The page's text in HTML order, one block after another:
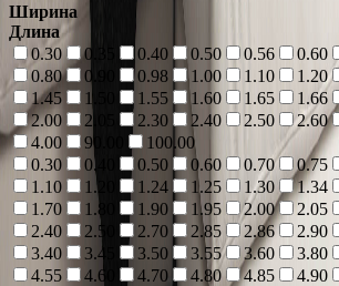
Ширина
Длина
0.30
0.35 0.40 0.50 0.56 0.60
0.80
0.90 0.98 1.00 1.10 1.20
1.45
1.50 1.55 1.60 1.65 1.66
2.00
2.05 2.30 2.40 2.50 2.60
4.00
90.00
100.00
0.30
0.40 0.50 0.60 0.70 0.75
1.10
1.20 1.24 1.25 1.30 1.34
1.70
1.80 1.90 1.95 2.00 2.05
2.40
2.50 2.70 2.85 2.86 2.90
3.40
3.45 3.50 3.55 3.60 3.80
4.55
4.60 4.70 4.80 4.85 4.90